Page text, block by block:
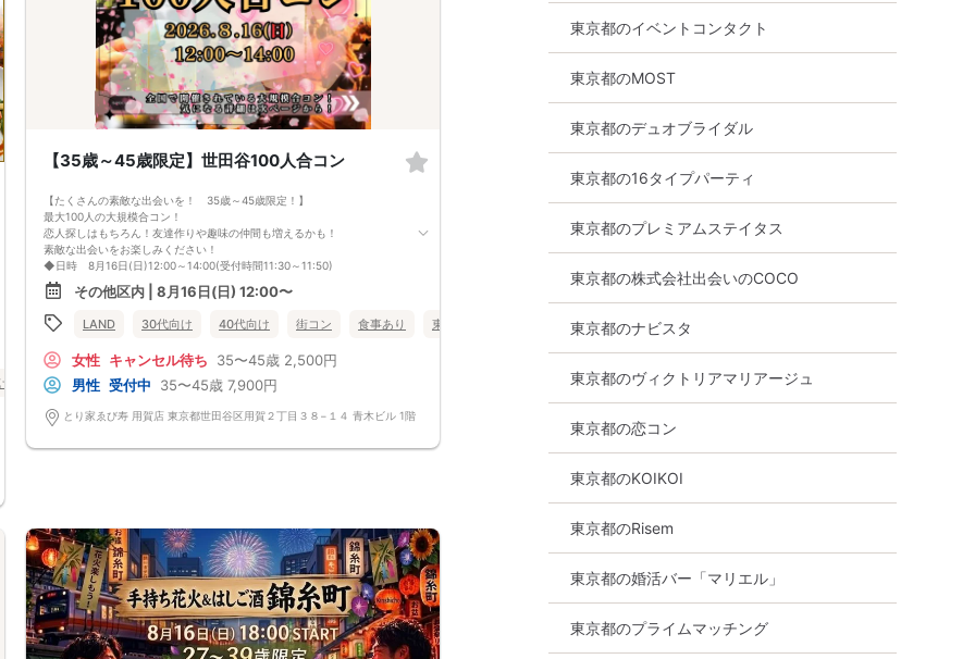
〜 参加をお断りしている服装 〜
Tシャツ・ロンT・半袖ニットのみ（OK：上にジャケット着用の場
合/NG：上にベスト又はカーディガン着用の場合）/デニムジャケット/ス
ウェット・ジャージ（上下共にNG）/パーカー・トレーナー/ダメージ加
工のジーンズ/ハーフパンツ/サンダル/帽子
ドレスコードの記載がない場合は、ドレスコード無しという認識で問題ご
ざいません。
②身分証・資格証の確認に関して 男女ともに受付にて身分証明書(免許
合は、ご参加をご遠慮頂いております。
③撮影に関して 参加者に予告なくメディア取材・関係者の写真撮影・ビ
デオ撮影が入る場合があります。撮影した画像・映像は、弊社宣伝物など
に使用することがございます。なお、モザイク加工やアングルなど、肖像
権に配慮し撮影致します。
④その他 当イベントは「プレミアムステイタス」主催のイベントになり
セル料未納や勧誘行為など）のご参加を固くお断りしております。
===================
※途中退出はご遠慮頂いております。
大人数でフリータイム中心の進行となっています。
男性ハイステータス専門の恋活・婚活パーティーを開催しております！
全パーティーで、男女ともに身分証証明書を100％提示して頂いており、
可能な限り安全安心な出会いを提供できるよう日々運営しております☆
会場も、お洒落なレストランやカフェを中心に開催しており、堅苦しいス
タイルではなく、よりカジュアルに楽しく
「出会いたい・恋がしたい」方に大変好評を頂いております。結婚したい
が、お見合いやマッチングアプリが苦手な方にもオススメです。
□人脈を広げたい
□日常に刺激が欲しい
□お酒が大好き
□楽しいことが大好き
□飲み会が大好き
□みんなでワイワイしたい人
□確実に出会える街コンに参加したい人
□一緒に合コン・コンパに行ける飲み友が欲しい人
《シェフ自慢のコース料理》
皆様に満足していただけるように、お店と打ち合わせを重ね、こだわりの
心もお腹も満足していただけますよ♪
《フリードリンク(90L.O)》
☆店員さんがご丁寧に一杯ずつ手作り致します！
100種類以上の豊富なドリンクメニュー、変わり種ドリンクもご用意♪
□ビール（お店おすすめのクラフトビールとなります、お一人様一杯まで
となります）
□チューハイ
□ハイボール
□グラスワイン
□焼酎
□各種カクテル
□各種ソフトドリンク
お気に入りの普段着でご参加ください。
30名様
バツイチ・再婚 街コン 食事あり
【35歳～45歳限定】世田谷100人合コン
【たくさんの素敵な出会いを！ 35歳～45歳限定！】
最大100人の大規模合コン！
恋人探しはもちろん！友達作りや趣味の仲間も増えるかも！
素敵な出会いをお楽しみください！
◆日時 8月16日(日)12:00～14:00(受付時間11:30～11:50)
◆会場 とり家ゑび寿用賀店
◆参加費 男性7,900円 女性2,500円
美味しい料理＆2ドリンク（お酒＆ソフトドリンク）
※参加条件 35歳～45歳の方
既婚者や恋人がいる方の参加はNGです
※当日、身分証での本人確認＆年齢確認をさせて頂きます。顔写真のある
身分証明書（免許書やパスポート）をご持参ください。
◆定員 100名 ※最低遂行人数 男女10人ずつ
◆ドレスコード 特にありません。
その他区内 | 8月16日(日) 12:00〜
LAND 30代向け 40代向け 街コン 食事あり 東京都
女性 キャンセル待ち 35〜45歳 2,500円
男性 受付中 35〜45歳 7,900円
とり家ゑび寿 用賀店 東京都世田谷区用賀２丁目３８−１４ 青木ビル 1階
東京都のイベントコンタクト
東京都のMOST
東京都のデュオブライダル
東京都の16タイプパーティ
東京都のプレミアムステイタス
東京都の株式会社出会いのCOCO
東京都のナビスタ
東京都のヴィクトリアマリアージュ
東京都の恋コン
東京都のKOIKOI
東京都のRisem
東京都の婚活バー「マリエル」
東京都のプライムマッチング